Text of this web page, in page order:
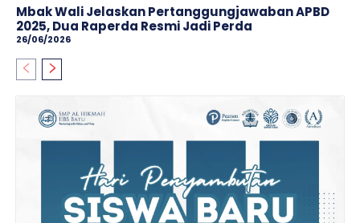
Mbak Wali Jelaskan Pertanggungjawaban APBD
2025, Dua Raperda Resmi Jadi Perda
26/06/2026